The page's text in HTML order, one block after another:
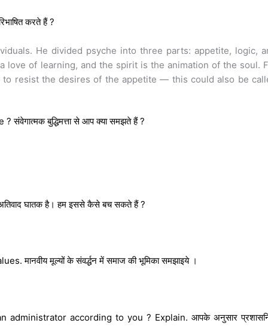
करते हैं ?
He divided psyche into three parts: appetite, logic,
of learning, and the spirit is the animation of the soul.
resist the desires of the appetite — this could also be
बुद्धिमत्ता से आप क्या समझते हैं ?
घातक है। हम इससे कैसे बच सकते हैं ?
मूल्यों के संवर्द्धन में समाज की भूमिका समझाइये ।
according to you ? Explain. आपके अनुसार